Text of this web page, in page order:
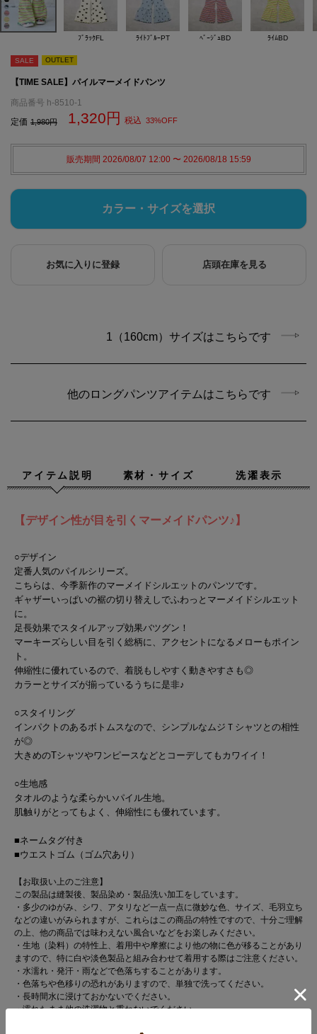
ﾌﾞﾗｯｸFL ﾗｲﾄﾌﾞﾙｰPT ﾍﾞｰｼﾞｭBD ﾗｲﾑBD
SALE OUTLET
【TIME SALE】パイルマーメイドパンツ
商品番号 h-8510-1
定価 1,980 1,320 税込 33%OFF
販売期間 2026/08/07 12:00 〜 2026/08/18 15:59
カラー・サイズを選択
お気に入りに登録 店頭在庫を見る
1（160cm）サイズはこちらです
他のロングパンツアイテムはこちらです
アイテム説明 素材・サイズ 洗濯表示
【デザイン性が目を引くマーメイドパンツ♪】
○デザイン
定番人気のパイルシリーズ。
こちらは、今季新作のマーメイドシルエットのパンツです。
ギャザーいっぱいの裾の切り替えしでふわっとマーメイドシルエット
に。
足長効果でスタイルアップ効果バツグン！
マーキーズらしい目を引く総柄に、アクセントになるメローもポイン
ト。
伸縮性に優れているので、着脱もしやすく動きやすさも◎
カラーとサイズが揃っているうちに是非♪
○スタイリング
インパクトのあるボトムスなので、シンプルなムジＴシャツとの相性
が◎
大きめのTシャツやワンピースなどとコーデしてもカワイイ！
○生地感
タオルのような柔らかいパイル生地。
肌触りがとってもよく、伸縮性にも優れています。
■ネームタグ付き
■ウエストゴム（ゴム穴あり）
【お取扱い上のご注意】
この製品は縫製後、製品染め・製品洗い加工をしています。
・多少のゆがみ、シワ、アタリなど一点一点に微妙な色、サイズ、毛羽立ち
などの違いがみられますが、これらはこの商品の特性ですので、十分ご理解
の上、他の商品では味わえない風合いなどをお楽しみください。
・生地（染料）の特性上、着用中や摩擦により他の物に色が移ることがあり
ますので、特に白や淡色製品と組み合わせて着用する際はご注意ください。
・水濡れ・発汗・雨などで色落ちすることがあります。
・色落ちや色移りの恐れがありますので、単独で洗ってください。
・長時間水に浸けておかないでください。
・濡れたまま他の洗濯物と重ねないでください。